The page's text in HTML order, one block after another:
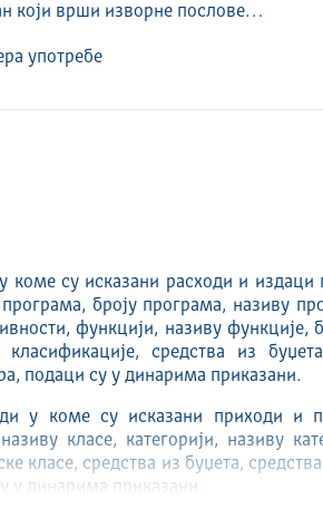
који врши изворне послове…
употребе
су исказани расходи и издаци
броју програма, називу
функцији, називу функције,
средства из
подаци су у динарима приказани.
у коме су исказани приходи и
класе, категорији, називу
класе, средства из буџета,
у динарима приказани.